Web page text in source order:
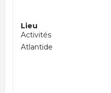
Lieu
Activités
Atlantide